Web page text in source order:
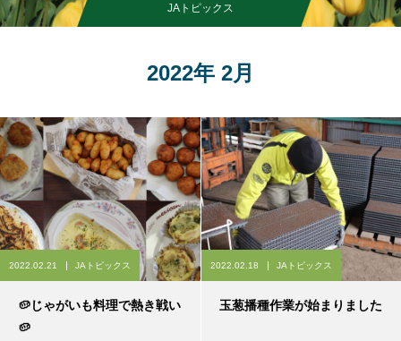
JAトピックス
2022年 2月
2022.02.21 JAトピックス
🥔じゃがいも料理で熱き戦い
🥔
2022.02.18 JAトピックス
玉葱播種作業が始まりました